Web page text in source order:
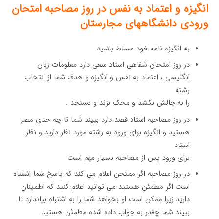
انگیزه و اعتماد به نفس در روز مصاحبه امتحان
ورودی دانشگاههای مجارستان
به انگیزه نامه خود مسلط باشید
در روز امتحان شفاهی استاد سعی دارد معلومات زبان
انگلیسی ، اعتماد به نفس و انگیزه و هدف شما از انتخاب
رشته
را به چالش بکشد و محک بزند و بسنجد .
در روز مصاحبه استاد قصد دارد ببیند شما تا چه حدی مصر
هستید و انگیزه برای ورود به رشته مورد نظر دارید و نظر
استاد
برای ورود پس از مصاحبه بسیار مهم است
در روز مصاحبه اگر ممتحن اعلام می کند که پاسخ شما اشتباه
است اگر مطمئن هستید می توانید اعلام کنید که اطمینان
دارید زیرا ممکن است او بخواهد شما را به اشتباه بیاندازد تا
ببیند شما چقدر به جواب داده شده مطمئن هستید.